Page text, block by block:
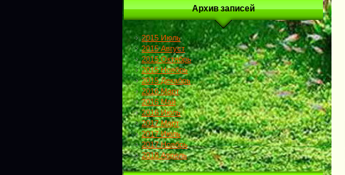
Архив записей
2015 Июль
2015 Август
2015 Октябрь
2015 Ноябрь
2015 Декабрь
2016 Март
2016 Май
2016 Июль
2017 Март
2017 Июль
2017 Ноябрь
2018 Апрель